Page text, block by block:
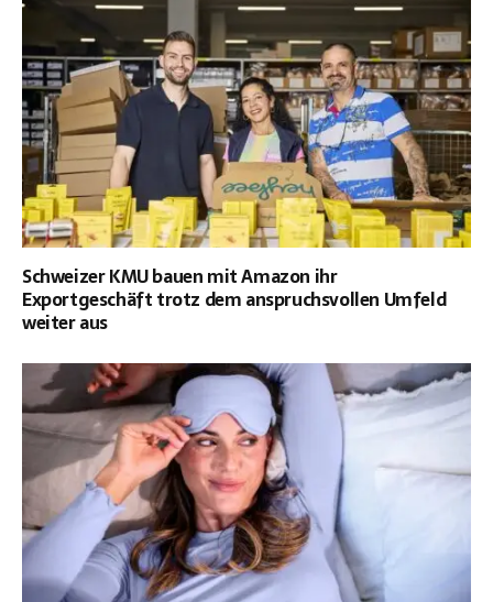
Schweizer KMU bauen mit Amazon ihr
Exportgeschäft trotz dem anspruchsvollen Umfeld
weiter aus